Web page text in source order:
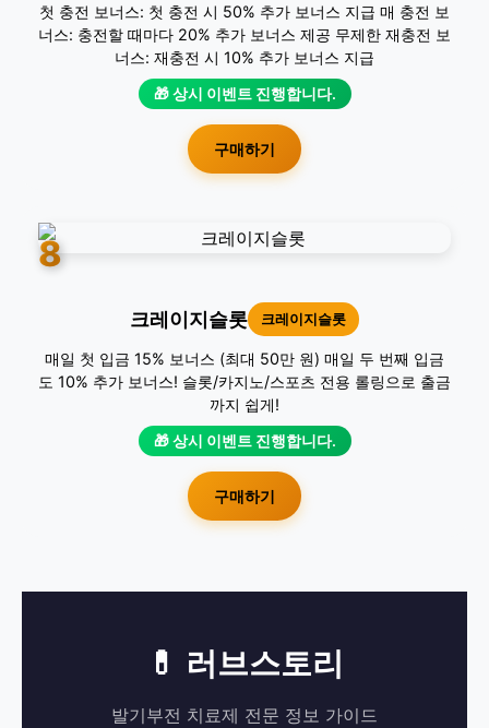
첫 충전 보너스: 첫 충전 시 50% 추가 보너스 지급 매 충전 보
너스: 충전할 때마다 20% 추가 보너스 제공 무제한 재충전 보
너스: 재충전 시 10% 추가 보너스 지급
🎁 상시 이벤트 진행합니다.
구매하기
8
크레이지슬롯 크레이지슬롯
매일 첫 입금 15% 보너스 (최대 50만 원) 매일 두 번째 입금
도 10% 추가 보너스! 슬롯/카지노/스포츠 전용 롤링으로 출금
까지 쉽게!
🎁 상시 이벤트 진행합니다.
구매하기
💊 러브스토리
발기부전 치료제 전문 정보 가이드